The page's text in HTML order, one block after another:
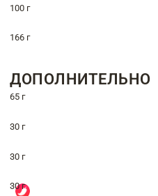
100 г
166 г
ДОПОЛНИТЕЛЬНО
65 г
30 г
30 г
30 г